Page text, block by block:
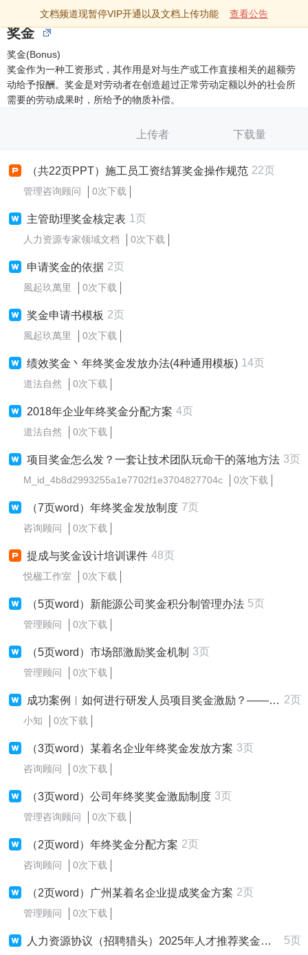
文档频道现暂停VIP开通以及文档上传功能 查看公告
奖金
奖金(Bonus)
奖金作为一种工资形式，其作用是对与生产或工作直接相关的超额劳
动给予报酬。奖金是对劳动者在创造超过正常劳动定额以外的社会所
需要的劳动成果时，所给予的物质补偿。
上传者 下载量
（共22页PPT）施工员工资结算奖金操作规范 22页
管理咨询顾问 0次下载
主管助理奖金核定表 1页
人力资源专家领域文档 0次下载
申请奖金的依据 2页
風起玖萬里 0次下载
奖金申请书模板 2页
風起玖萬里 0次下载
绩效奖金丶年终奖金发放办法(4种通用模板) 14页
道法自然 0次下载
2018年企业年终奖金分配方案 4页
道法自然 0次下载
项目奖金怎么发？一套让技术团队玩命干的落地方法 3页
M_id_4b8d2993255a1e7702f1e3704827704c 0次下载
（7页word）年终奖金发放制度 7页
咨询顾问 0次下载
提成与奖金设计培训课件 48页
悦楹工作室 0次下载
（5页word）新能源公司奖金积分制管理办法 5页
管理顾问 0次下载
（5页word）市场部激励奖金机制 3页
管理顾问 0次下载
成功案例︱如何进行研发人员项目奖金激励？——华恒智信助力航空航天领域落地实践解析 2页
小知 0次下载
（3页word）某着名企业年终奖金发放方案 3页
咨询顾问 0次下载
（3页word）公司年终奖奖金激励制度 3页
管理咨询顾问 0次下载
（2页word）年终奖金分配方案 2页
咨询顾问 0次下载
（2页word）广州某着名企业提成奖金方案 2页
管理顾问 0次下载
人力资源协议（招聘猎头）2025年人才推荐奖金标准 5页